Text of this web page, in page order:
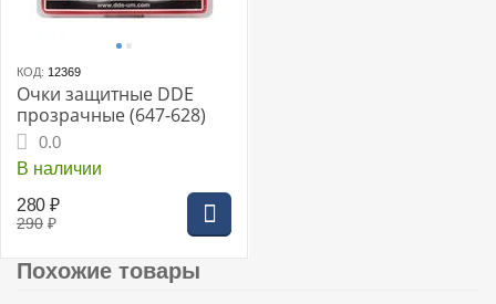
КОД: 12369
Очки защитные DDE
прозрачные (647-628)
0.0
В наличии
290 ₽
280 ₽
Похожие товары